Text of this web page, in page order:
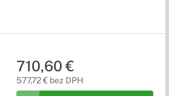
ničím nerušené hranie bez sekania
710,60 €
577,72 € bez DPH